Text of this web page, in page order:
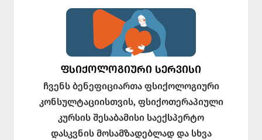
ᲤᲡᲘᲥᲝᲚᲝᲒᲘᲣᲠᲘ ᲡᲔᲠᲕᲘᲡᲘ
ჩვენს ბენეფიციართა ფსიქოლოგიური
კონსულტაციისთვის, ფსიქოთერაპიული
კურსის შესაბამისი საექსპერტო
დასკვნის მოსამზადებლად და სხვა